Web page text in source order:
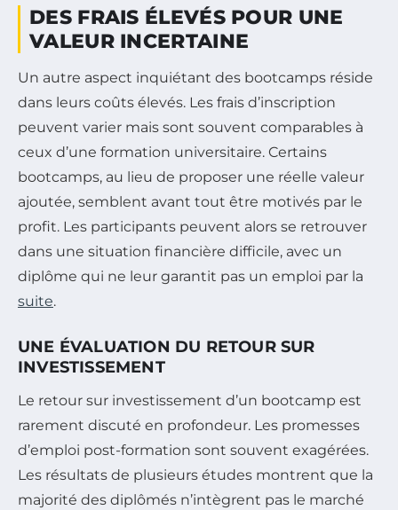
DES FRAIS ÉLEVÉS POUR UNE
VALEUR INCERTAINE
Un autre aspect inquiétant des bootcamps réside
dans leurs coûts élevés. Les frais d’inscription
peuvent varier mais sont souvent comparables à
ceux d’une formation universitaire. Certains
bootcamps, au lieu de proposer une réelle valeur
ajoutée, semblent avant tout être motivés par le
profit. Les participants peuvent alors se retrouver
dans une situation financière difficile, avec un
diplôme qui ne leur garantit pas un emploi par la
suite.
UNE ÉVALUATION DU RETOUR SUR
INVESTISSEMENT
Le retour sur investissement d’un bootcamp est
rarement discuté en profondeur. Les promesses
d’emploi post-formation sont souvent exagérées.
Les résultats de plusieurs études montrent que la
majorité des diplômés n’intègrent pas le marché